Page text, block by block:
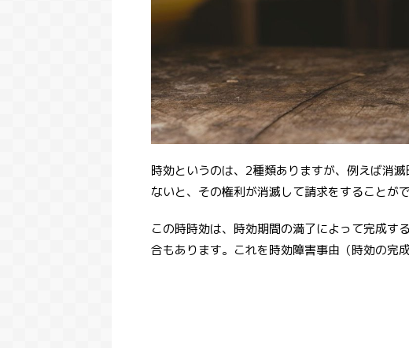
時効というのは、2種類ありますが、例えば消
ないと、その権利が消滅して請求をすることが
この時時効は、時効期間の満了によって完成す
合もあります。これを時効障害事由（時効の完